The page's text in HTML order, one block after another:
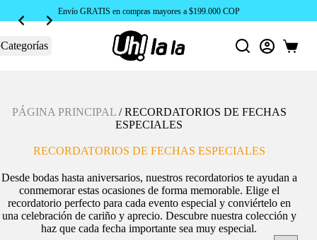
Envío GRATIS en compras mayores a $199.000 COP
Categorías
Carro
PÁGINA PRINCIPAL/RECORDATORIOS DE FECHAS
ESPECIALES
RECORDATORIOS DE FECHAS ESPECIALES
Desde bodas hasta aniversarios, nuestros recordatorios te ayudan a
conmemorar estas ocasiones de forma memorable. Elige el
recordatorio perfecto para cada evento especial y conviértelo en
una celebración de cariño y aprecio. Descubre nuestra colección y
haz que cada fecha importante sea muy especial.